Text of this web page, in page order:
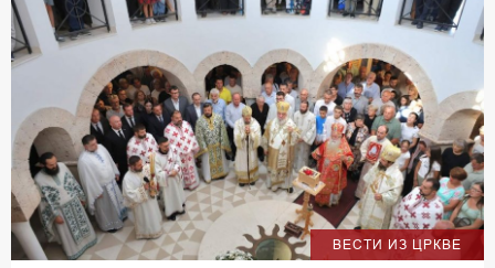
ВЕСТИ ИЗ ЦРКВЕ